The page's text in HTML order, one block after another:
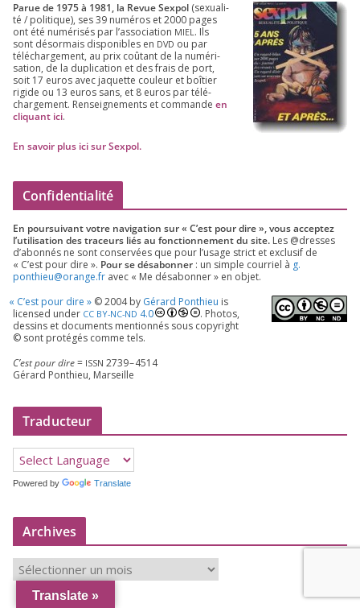
Parue de 1975à 1981, la Revue Sex­pol (sexua­li­
té /​ poli­tique), ses39 numé­ros et2000 pages
ont été numé­ri­sés par l’as­so­cia­tion MIEL. Ils
sont désor­mais dis­po­nibles en DVD ou par
télé­char­ge­ment, au prix coû­tant de la numé­ri­
sa­tion, de la dupli­ca­tion et des frais de port,
soit 17 euros avec jaquette cou­leur et boî­tier
rigide ou 13 euros sans, et 8 euros par télé­
char­ge­ment. Ren­sei­gne­ments et com­mande en
cli­quant ici.
En savoir plus ici sur Sexpol.
Confidentialité
En pour­sui­vant votre navi­ga­tion sur « C’est pour dire », vous accep­tez
l’utilisation des tra­ceurs liés au fonc­tion­ne­ment du site. Les @dresses
d’a­bon­nés ne sont conser­vées que pour l’u­sage strict et exclu­sif de
« C’est pour dire ». Pour se désa­bon­ner : un simple cour­riel à g.​
ponthieu@​orange.​fr avec « Me désa­bon­ner » en objet.
« C’est pour dire » ©2004by Gérard Ponthieu is
licen­sed under CC BY-NC-ND 4.0
. Photos,
des­sins et docu­ments men­tion­nés sous copy­right
© sont pro­té­gés comme tels.
C’est pour dire= ISSN 2739–4514
Gérard Ponthieu, Marseille
Traducteur
Powered by Translate
Archives
Translate »